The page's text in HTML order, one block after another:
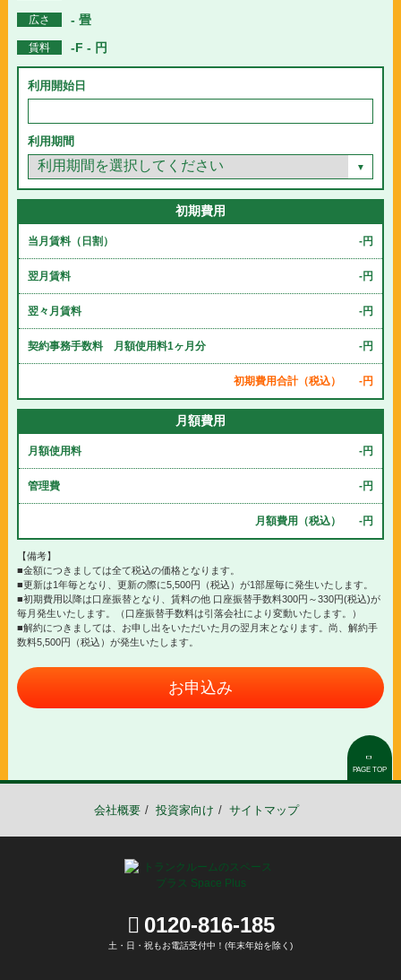
広さ - 畳
賃料 -F - 円
利用開始日
利用期間
初期費用
当月賃料（日割） -円
翌月賃料 -円
翌々月賃料 -円
契約事務手数料 月額使用料1ヶ月分 -円
初期費用合計（税込） -円
月額費用
月額使用料 -円
管理費 -円
月額費用（税込） -円
【備考】
■金額につきましては全て税込の価格となります。
■更新は1年毎となり、更新の際に5,500円（税込）が1部屋毎に発生いたします。
■初期費用以降は口座振替となり、賃料の他 口座振替手数料300円～330円(税込)が
毎月発生いたします。（口座振替手数料は引落会社により変動いたします。）
■解約につきましては、お申し出をいただいた月の翌月末となります。尚、解約手
数料5,500円（税込）が発生いたします。
お申込み
PAGE TOP
会社概要 投資家向け サイトマップ
0120-816-185
土・日・祝もお電話受付中！(年末年始を除く)